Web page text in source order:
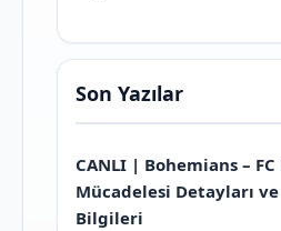
Son Yazılar
CANLI | Bohemians –
Mücadelesi Detayları ve
Bilgileri